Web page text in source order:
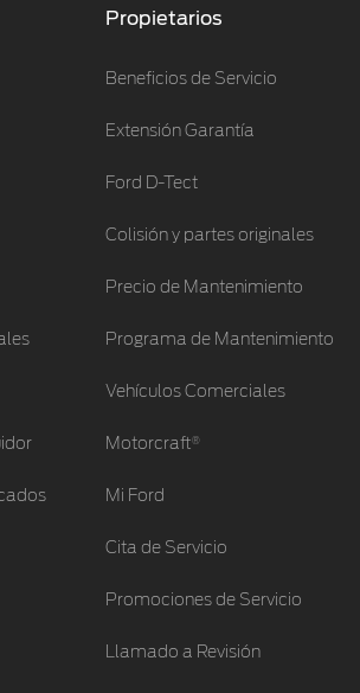
Propietarios
Beneficios de Servicio
Extensión Garantía
Ford D-Tect
Colisión y partes originales
Precio de Mantenimiento
Programa de Mantenimiento
Vehículos Comerciales
Motorcraft®
Mi Ford
Cita de Servicio
Promociones de Servicio
Llamado a Revisión